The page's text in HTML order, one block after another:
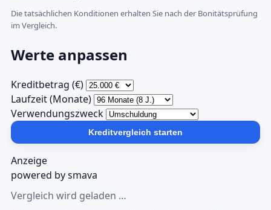
Die tatsächlichen Konditionen erhalten Sie nach der Bonitätsprüfung
im Vergleich.
Werte anpassen
Kreditbetrag (€)
Laufzeit (Monate)
Verwendungszweck
Kreditvergleich starten
Anzeige
powered by smava
Vergleich wird geladen …